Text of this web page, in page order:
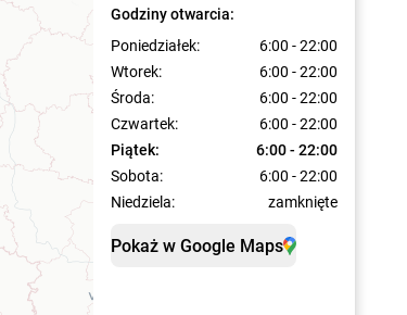
Godziny otwarcia:
Poniedziałek:
6:00 - 22:00
Wtorek:
6:00 - 22:00
Środa:
6:00 - 22:00
Czwartek:
6:00 - 22:00
Piątek:
6:00 - 22:00
Sobota:
6:00 - 22:00
Niedziela:
zamknięte
Pokaż w Google Maps